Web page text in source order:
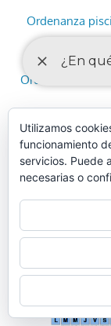
Ordenanza
Ordenanza
Utilizamos
funcionamiento
servicios. Puede
necesarias o